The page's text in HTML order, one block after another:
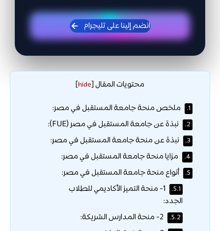
انضم إلينا على تليجرام
محتويات المقال [
hide
]
1. ملخص منحة جامعة المستقبل في مصر:
2. نبذة عن جامعة المستقبل في مصر (FUE):
3. نبذة عن منحة جامعة المستقبل في مصر:
4. مزايا منحة جامعة المستقبل في مصر:
5. أنواع منحة جامعة المستقبل في مصر:
5.1.
1- منحة التميز الأكاديمي للطلاب
الجدد:
5.2.